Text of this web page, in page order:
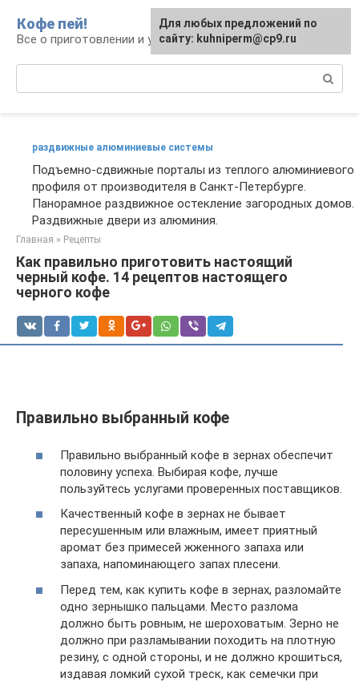
контенту
Кофе пей!
Все о приготовлении и употреблении кофе
раздвижные алюминиевые системы
Подъемно-сдвижные порталы из теплого алюминиевого
профиля от производителя в Санкт-Петербурге.
Панорамное раздвижное остекление загородных домов.
Раздвижные двери из алюминия.
Главная » Рецепты
Как правильно приготовить настоящий
черный кофе. 14 рецептов настоящего
черного кофе
Правильно выбранный кофе
Правильно выбранный кофе в зернах обеспечит
половину успеха. Выбирая кофе, лучше
пользуйтесь услугами проверенных поставщиков.
Качественный кофе в зернах не бывает
пересушенным или влажным, имеет приятный
аромат без примесей жженного запаха или
запаха, напоминающего запах плесени.
Перед тем, как купить кофе в зернах, разломайте
одно зернышко пальцами. Место разлома
должно быть ровным, не шероховатым. Зерно не
должно при разламывании походить на плотную
резину, с одной стороны, и не должно крошиться,
издавая ломкий сухой треск, как семечки при
Для любых предложений по
сайту: kuhniperm@cp9.ru